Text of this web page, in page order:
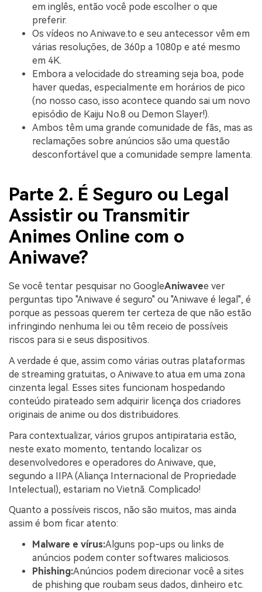
em inglês, então você pode escolher o que
preferir.
Os vídeos no Aniwave.to e seu antecessor vêm em
várias resoluções, de 360p a 1080p e até mesmo
em 4K.
Embora a velocidade do streaming seja boa, pode
haver quedas, especialmente em horários de pico
(no nosso caso, isso acontece quando sai um novo
episódio de Kaiju No.8 ou Demon Slayer!).
Ambos têm uma grande comunidade de fãs, mas as
reclamações sobre anúncios são uma questão
desconfortável que a comunidade sempre lamenta.
Parte 2. É Seguro ou Legal
Assistir ou Transmitir
Animes Online com o
Aniwave?
Se você tentar pesquisar no GoogleAniwavee ver
perguntas tipo "Aniwave é seguro" ou "Aniwave é legal", é
porque as pessoas querem ter certeza de que não estão
infringindo nenhuma lei ou têm receio de possíveis
riscos para si e seus dispositivos.
A verdade é que, assim como várias outras plataformas
de streaming gratuitas, o Aniwave.to atua em uma zona
cinzenta legal. Esses sites funcionam hospedando
conteúdo pirateado sem adquirir licença dos criadores
originais de anime ou dos distribuidores.
Para contextualizar, vários grupos antipirataria estão,
neste exato momento, tentando localizar os
desenvolvedores e operadores do Aniwave, que,
segundo a IIPA (Aliança Internacional de Propriedade
Intelectual), estariam no Vietnã. Complicado!
Quanto a possíveis riscos, não são muitos, mas ainda
assim é bom ficar atento:
Malware e vírus:Alguns pop-ups ou links de
anúncios podem conter softwares maliciosos.
Phishing:Anúncios podem direcionar você a sites
de phishing que roubam seus dados, dinheiro etc.